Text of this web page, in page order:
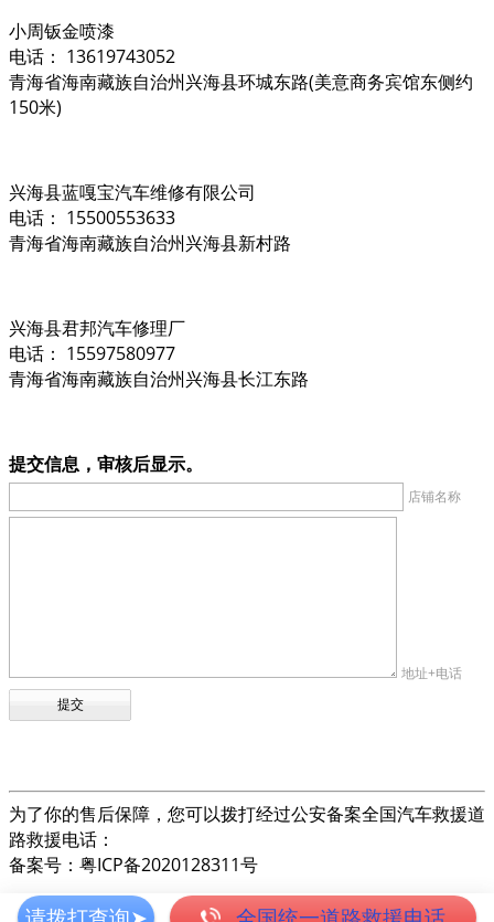
小周钣金喷漆
电话： 13619743052
青海省海南藏族自治州兴海县环城东路(美意商务宾馆东侧约
150米)
兴海县蓝嘎宝汽车维修有限公司
电话： 15500553633
青海省海南藏族自治州兴海县新村路
兴海县君邦汽车修理厂
电话： 15597580977
青海省海南藏族自治州兴海县长江东路
提交信息，审核后显示。
店铺名称
地址+电话
为了你的售后保障，您可以拨打经过公安备案全国汽车救援道
路救援电话：
备案号：粤ICP备2020128311号